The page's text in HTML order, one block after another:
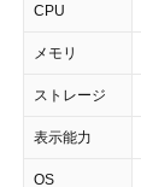
CPU
メモリ
ストレージ
表示能力
OS